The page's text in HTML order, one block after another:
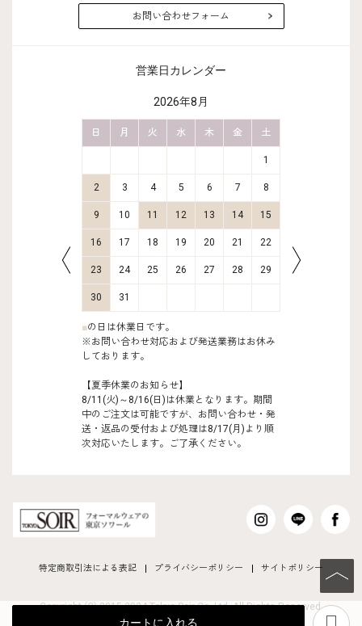
カートに入れる
お問い合わせフォーム
営業日カレンダー
2026年8月
日 月 火 水 木 金 土
1
2 3 4 5 6 7 8
9 10 11 12 13 14 15
16 17 18 19 20 21 22
23 24 25 26 27 28 29
30 31
■の日は休業日です。
※お問い合わせ対応および発送業務はお休み
しております。
【夏季休業のお知らせ】
8/11(火)～8/16(日)は休業となります。期間
中のご注文は可能ですが、お問い合わせ・発
送・返品の受付および処理は8/17(月)より順
次対応いたします。ご了承ください。
特定商取引法による表記 プライバシーポリシー サイトポリシー
Copyright (C) 2015-2024 Tokyo Soir Co ,Ltd. All Rights Reserved.